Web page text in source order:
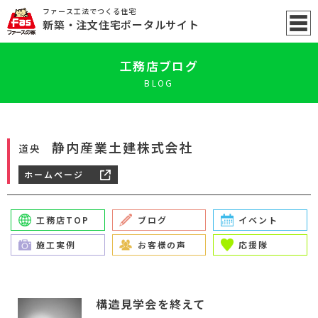
ファース工法でつくる住宅
新築 ・注文住宅ポータルサイト
工務店ブログ
BLOG
道央 静内産業土建株式会社
ホームページ
工務店TOP ブログ イベント
施工実例 お客様の声 応援隊
構造見学会を終えて